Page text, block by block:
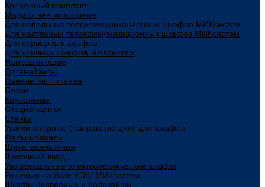
Крепежный комплект
Модули вентиляторные
Для напольных телекоммуникационных шкафов МИКсистем
Для настенных телекоммуникационных шкафов МИКсистем
Для серверных шкафов
Для уличных шкафов МИКсистем
Направляющие
Органайзеры
Панели эл. питания
Полки
Консольная
Стационарная
Стенки
Уголки опорные (направляющие) для шкафов
Фальш-панели
Шина заземления
Щеточный ввод
Универсальные электротехнические шкафы
Решения на базе УЭШ МИКсистем
Шкафы серверные и Колокейшн